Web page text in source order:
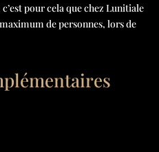
pour cela que chez Lunitiale
de personnes, lors de